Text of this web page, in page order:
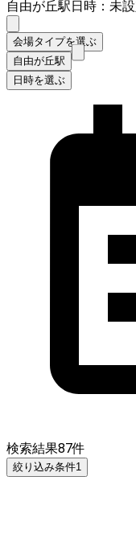
自由が丘駅日時：未
会場タイプを選ぶ
自由が丘駅
日時を選ぶ
検索結果87件
絞り込み条件1